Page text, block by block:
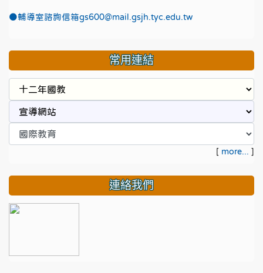
●輔導室諮詢信箱gs600@mail.gsjh.tyc.edu.tw
常用連結
[ more... ]
連絡我們